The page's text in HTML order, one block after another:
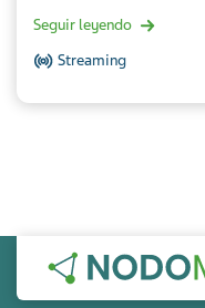
Seguir leyendo
Streaming